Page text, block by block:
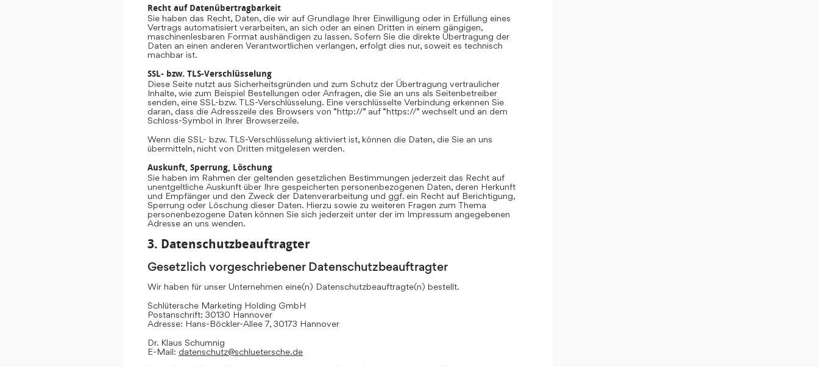
Recht auf Datenübertragbarkeit
Sie haben das Recht, Daten, die wir auf Grundlage Ihrer Einwilligung oder in Erfüllung eines
Vertrags automatisiert verarbeiten, an sich oder an einen Dritten in einem gängigen,
maschinenlesbaren Format aushändigen zu lassen. Sofern Sie die direkte Übertragung der
Daten an einen anderen Verantwortlichen verlangen, erfolgt dies nur, soweit es technisch
machbar ist.
SSL- bzw. TLS-Verschlüsselung
Diese Seite nutzt aus Sicherheitsgründen und zum Schutz der Übertragung vertraulicher
Inhalte, wie zum Beispiel Bestellungen oder Anfragen, die Sie an uns als Seitenbetreiber
senden, eine SSL-bzw. TLS-Verschlüsselung. Eine verschlüsselte Verbindung erkennen Sie
daran, dass die Adresszeile des Browsers von “http://” auf “https://” wechselt und an dem
Schloss-Symbol in Ihrer Browserzeile.
Wenn die SSL- bzw. TLS-Verschlüsselung aktiviert ist, können die Daten, die Sie an uns
übermitteln, nicht von Dritten mitgelesen werden.
Auskunft, Sperrung, Löschung
Sie haben im Rahmen der geltenden gesetzlichen Bestimmungen jederzeit das Recht auf
unentgeltliche Auskunft über Ihre gespeicherten personenbezogenen Daten, deren Herkunft
und Empfänger und den Zweck der Datenverarbeitung und ggf. ein Recht auf Berichtigung,
Sperrung oder Löschung dieser Daten. Hierzu sowie zu weiteren Fragen zum Thema
personenbezogene Daten können Sie sich jederzeit unter der im Impressum angegebenen
Adresse an uns wenden.
3. Datenschutzbeauftragter
Gesetzlich vorgeschriebener Datenschutzbeauftragter
Wir haben für unser Unternehmen eine(n) Datenschutzbeauftragte(n) bestellt.
Schlütersche Marketing Holding GmbH
Postanschrift: 30130 Hannover
Adresse: Hans-Böckler-Allee 7, 30173 Hannover
Dr. Klaus Schumnig
E-Mail: datenschutz@schluetersche.de